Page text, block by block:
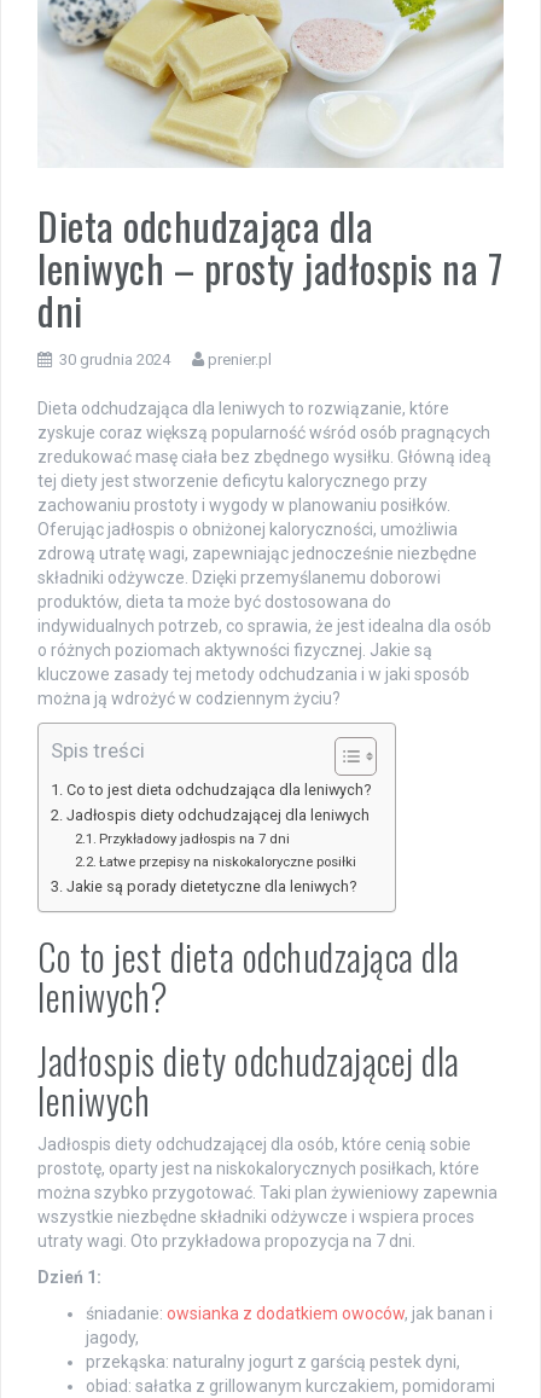
Dieta odchudzająca dla
leniwych – prosty jadłospis na 7
dni
30 grudnia 2024 prenier.pl
Dieta odchudzająca dla leniwych to rozwiązanie, które
zyskuje coraz większą popularność wśród osób pragnących
zredukować masę ciała bez zbędnego wysiłku. Główną ideą
tej diety jest stworzenie deficytu kalorycznego przy
zachowaniu prostoty i wygody w planowaniu posiłków.
Oferując jadłospis o obniżonej kaloryczności, umożliwia
zdrową utratę wagi, zapewniając jednocześnie niezbędne
składniki odżywcze. Dzięki przemyślanemu doborowi
produktów, dieta ta może być dostosowana do
indywidualnych potrzeb, co sprawia, że jest idealna dla osób
o różnych poziomach aktywności fizycznej. Jakie są
kluczowe zasady tej metody odchudzania i w jaki sposób
można ją wdrożyć w codziennym życiu?
Spis treści
Co to jest dieta odchudzająca dla leniwych?
Jadłospis diety odchudzającej dla leniwych
Przykładowy jadłospis na 7 dni
Łatwe przepisy na niskokaloryczne posiłki
Jakie są porady dietetyczne dla leniwych?
Co to jest dieta odchudzająca dla
leniwych?
Jadłospis diety odchudzającej dla
leniwych
Jadłospis diety odchudzającej dla osób, które cenią sobie
prostotę, oparty jest na niskokalorycznych posiłkach, które
można szybko przygotować. Taki plan żywieniowy zapewnia
wszystkie niezbędne składniki odżywcze i wspiera proces
utraty wagi. Oto przykładowa propozycja na 7 dni.
Dzień 1:
śniadanie: owsianka z dodatkiem owoców, jak banan i
jagody,
przekąska: naturalny jogurt z garścią pestek dyni,
obiad: sałatka z grillowanym kurczakiem, pomidorami